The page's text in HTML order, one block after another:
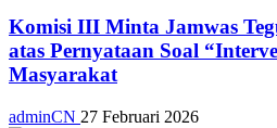
Komisi III Minta Jamwas
atas Pernyataan Soal
Masyarakat
adminCN 27 Februari 2026